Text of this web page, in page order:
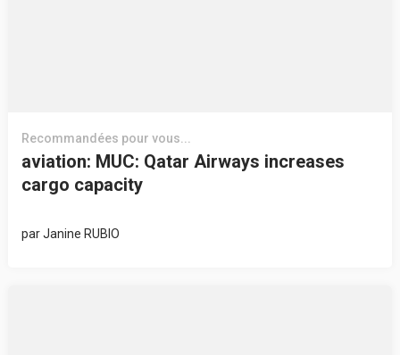
Recommandées pour vous...
aviation: MUC: Qatar Airways increases
cargo capacity
parJanine RUBIO